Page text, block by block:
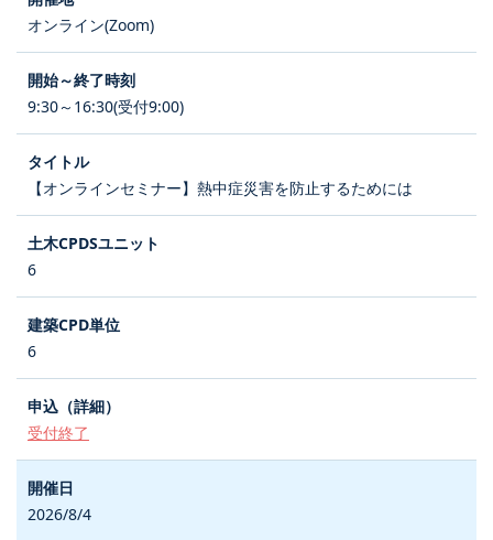
オンライン(Zoom)
9:30～16:30(受付9:00)
【オンラインセミナー】熱中症災害を防止するためには
6
6
受付終了
2026/8/4